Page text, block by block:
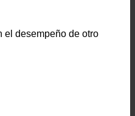
el desempeño de otro